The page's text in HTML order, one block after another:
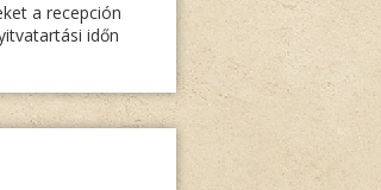
a recepción
időn